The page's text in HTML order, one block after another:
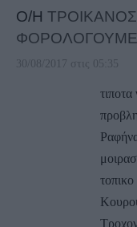
Ο/Η
30/08/2017 στις 05:35